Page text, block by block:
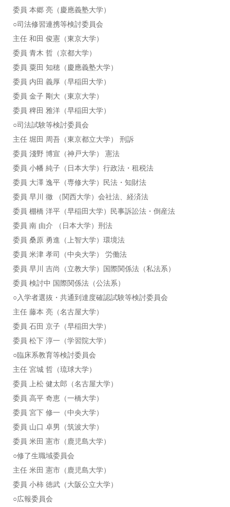
委員 本郷 亮（慶應義塾大学）
○司法修習連携等検討委員会
主任 和田 俊憲（東京大学）
委員 青木 哲（京都大学）
委員 粟田 知穂（慶應義塾大学）
委員 内田 義厚（早稲田大学）
委員 金子 剛大（東京大学）
委員 稗田 雅洋（早稲田大学）
○司法試験等検討委員会
主任 堀田 周吾（東京都立大学） 刑訴
委員 淺野 博宣（神戸大学） 憲法
委員 小幡 純子（日本大学）行政法・租税法
委員 大澤 逸平（専修大学）民法・知財法
委員 早川 徹 （関西大学）会社法、経済法
委員 棚橋 洋平（早稲田大学）民事訴訟法・倒産法
委員 南 由介 （日本大学）刑法
委員 桑原 勇進（上智大学）環境法
委員 米津 孝司（中央大学） 労働法
委員 早川 吉尚（立教大学）国際関係法（私法系）
委員 検討中 国際関係法（公法系）
○入学者選抜・共通到達度確認試験等検討委員会
主任 藤本 亮（名古屋大学）
委員 石田 京子（早稲田大学）
委員 松下 淳一（学習院大学）
○臨床系教育等検討委員会
主任 宮城 哲（琉球⼤学）
委員 上松 健太郎（名古屋大学）
委員 高平 奇恵（一橋大学）
委員 宮下 修⼀（中央⼤学）
委員 山口 卓男（筑波大学）
委員 ⽶⽥ 憲市（⿅児島⼤学）
○修了生職域委員会
主任 ⽶⽥ 憲市（⿅児島⼤学）
委員 小柿 徳武（大阪公立大学）
○広報委員会